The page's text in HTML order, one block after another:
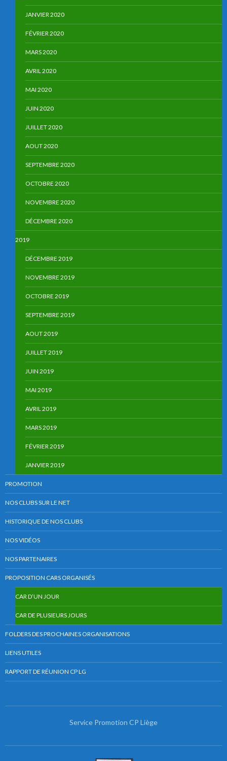
JANVIER 2020
FÉVRIER 2020
MARS 2020
AVRIL 2020
MAI 2020
JUIN 2020
JUILLET 2020
AOUT 2020
SEPTEMBRE 2020
OCTOBRE 2020
NOVEMBRE 2020
DÉCEMBRE 2020
2019
DÉCEMBRE 2019
NOVEMBRE 2019
OCTOBRE 2019
SEPTEMBRE 2019
AOUT 2019
JUILLET 2019
JUIN 2019
MAI 2019
AVRIL 2019
MARS 2019
FÉVRIER 2019
JANVIER 2019
PROMOTION
NOS CLUBS SUR LE NET
HISTORIQUE DE NOS CLUBS
NOS VIDÉOS
NOS PARTENAIRES
PROPOSITION CARS ORGANISÉS
CAR D’UN JOUR
CAR DE PLUSIEURS JOURS
FOLDERS DES PROCHAINES ORGANISATIONS
LIENS UTILES
RAPPORT DE RÉUNION CP LG
Service Promotion CP Liège